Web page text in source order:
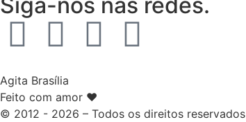
Agita Brasília
Feito com amor ❤️
© 2012 - 2026 – Todos os direitos reservados